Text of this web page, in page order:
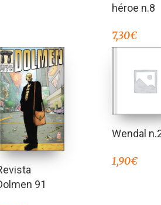
héroe n.8
7,30€
91
Wendal
1,90€